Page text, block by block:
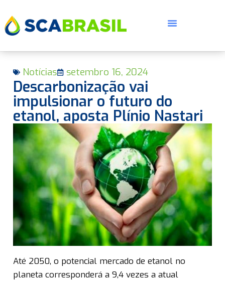
Notícias setembro 16, 2024
Descarbonização vai
impulsionar o futuro do
etanol, aposta Plínio Nastari
Até 2050, o potencial mercado de etanol no
planeta corresponderá a 9,4 vezes a atual